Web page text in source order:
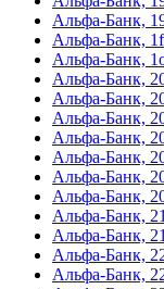
Альфа-Банк,
Альфа-Банк,
Альфа-Банк,
Альфа-Банк,
Альфа-Банк,
Альфа-Банк,
Альфа-Банк,
Альфа-Банк,
Альфа-Банк,
Альфа-Банк,
Альфа-Банк,
Альфа-Банк,
Альфа-Банк,
Альфа-Банк,